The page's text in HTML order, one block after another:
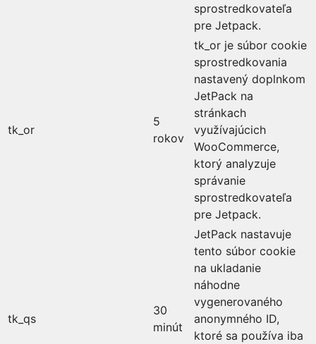
sprostredkovateľa
pre Jetpack.
tk_or
5
rokov
tk_or je súbor cookie
sprostredkovania
nastavený doplnkom
JetPack na
stránkach
využívajúcich
WooCommerce,
ktorý analyzuje
správanie
sprostredkovateľa
pre Jetpack.
tk_qs
30
minút
JetPack nastavuje
tento súbor cookie
na ukladanie
náhodne
vygenerovaného
anonymného ID,
ktoré sa používa iba